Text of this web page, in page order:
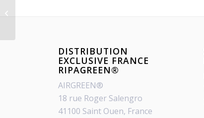
DISTRIBUTION
EXCLUSIVE FRANCE
RIPAGREEN®
AIRGREEN®
18 rue Roger Salengro
41100 Saint Ouen, France